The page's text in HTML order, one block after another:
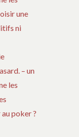
une
ni
– un
les
poker ?